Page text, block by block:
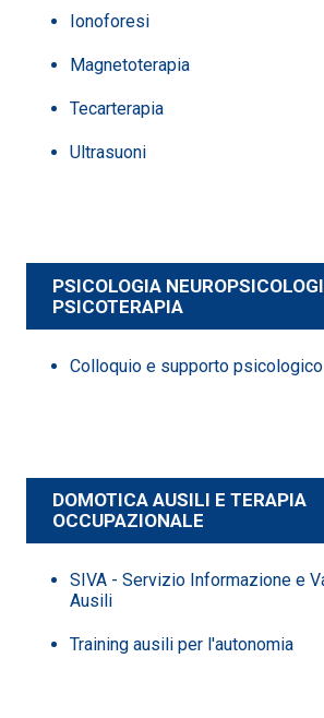
Ionoforesi
Magnetoterapia
Tecarterapia
Ultrasuoni
PSICOLOGIA
PSICOTERAPIA
Colloquio e supporto psicologico
DOMOTICA AUSILI E TERAPIA
OCCUPAZIONALE
SIVA - Servizio Informazione e
Ausili
Training ausili per l'autonomia